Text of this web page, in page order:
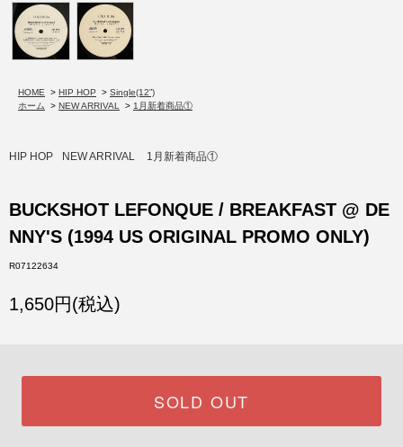
HOME > HIP HOP > Single(12”)
ホーム
> NEW ARRIVAL > 1月新着商品①
HIP HOP NEW ARRIVAL 1月新着商品①
BUCKSHOT LEFONQUE / BREAKFAST @ DE
NNY'S (1994 US ORIGINAL PROMO ONLY)
R07122634
1,650円(税込)
SOLD OUT